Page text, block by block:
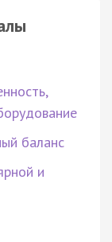
баланс
и